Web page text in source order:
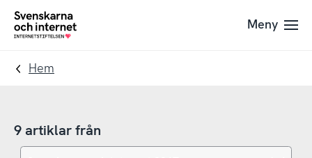
Till
navigation
Till
innehåll
To
Meny
Hem
9 artiklar från